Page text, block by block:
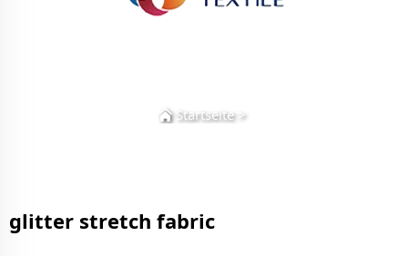
Startseite>
glitter stretch fabric